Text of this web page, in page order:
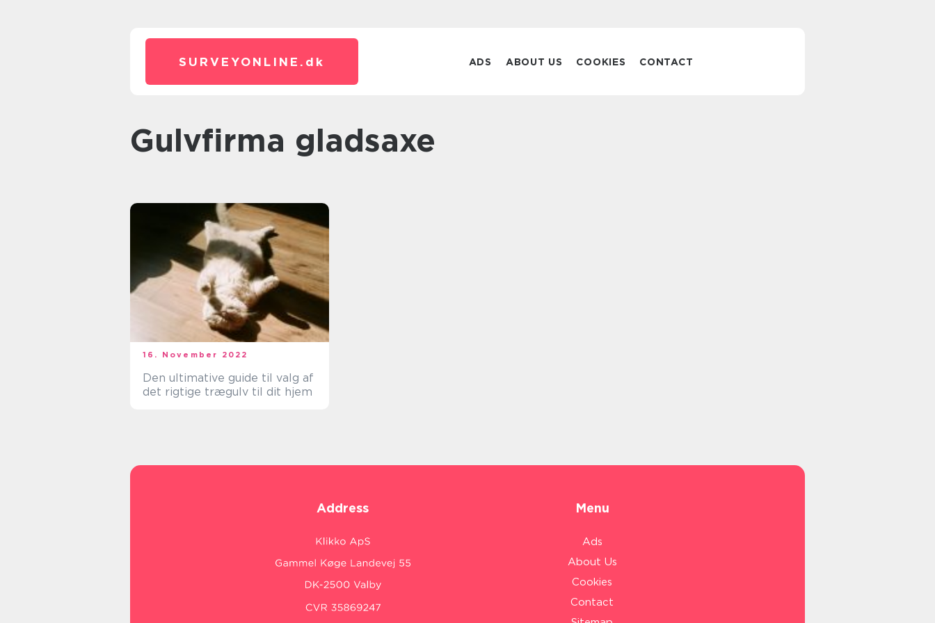
SURVEYONLINE. dk ADS ABOUT US COOKIES CONTACT
Gulvfirma gladsaxe
16. November 2022
Den ultimative guide til valg af
det rigtige trægulv til dit hjem
Address Menu
Ads
About Us
Cookies
Contact